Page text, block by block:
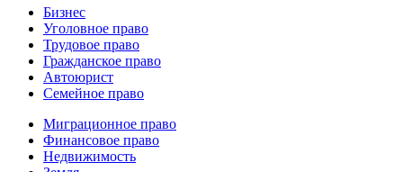
Бизнес
Уголовное право
Трудовое право
Гражданское право
Автоюрист
Семейное право
Миграционное право
Финансовое право
Недвижимость